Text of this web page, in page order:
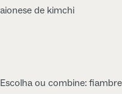
de kimchi
ou combine: